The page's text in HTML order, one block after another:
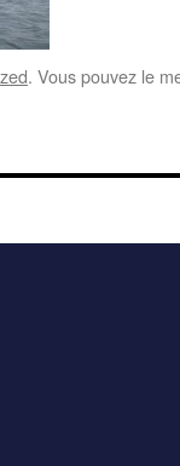
. Vous pouvez le